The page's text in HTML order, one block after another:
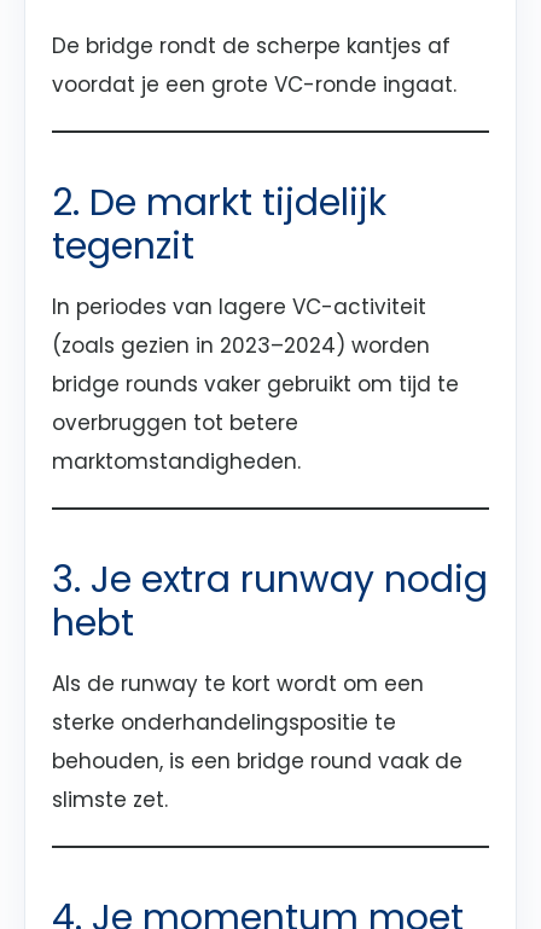
De bridge rondt de scherpe kantjes af
voordat je een grote VC-ronde ingaat.
2. De markt tijdelijk
tegenzit
In periodes van lagere VC-activiteit
(zoals gezien in 2023–2024) worden
bridge rounds vaker gebruikt om tijd te
overbruggen tot betere
marktomstandigheden.
3. Je extra runway nodig
hebt
Als de runway te kort wordt om een
sterke onderhandelingspositie te
behouden, is een bridge round vaak de
slimste zet.
4. Je momentum moet